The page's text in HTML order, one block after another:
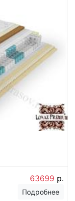
63699 р.
Подробнее